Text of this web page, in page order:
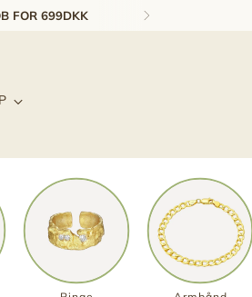
FOR 699DKK